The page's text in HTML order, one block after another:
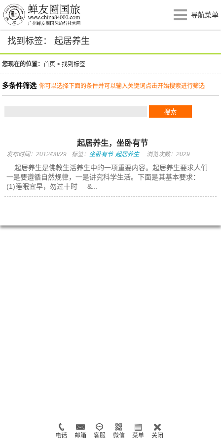
导航菜单
找到标签： 起居养生
您现在的位置：首页 >找到标签
多条件筛选 你可以选择下面的条件并可以输入关键词点击开始搜索进行筛选
起居养生，坐卧有节
发布时间：2012/08/29 标签：坐卧有节 起居养生 浏览次数：2029
起居养生是佛教生活养生中的一项重要内容。起居养生要求人们
一是要遵循自然规律，一是讲究科学生活。下面是其基本要求：
(1)睡眠宜早，勿过十时 &...
电话 邮箱 客服 微信 菜单 关闭